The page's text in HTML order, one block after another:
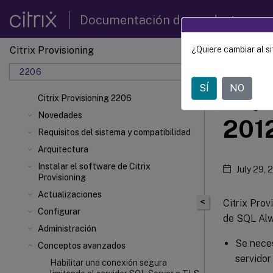
Documentación de productos
Citrix Provisioning
2206
Citrix Provisioning 2206
Novedades
Requisitos del sistema y compatibilidad
Arquitectura
Instalar el software de Citrix
Provisioning
Actualizaciones
Configurar
Administración
Conceptos avanzados
Habilitar una conexión segura
Citrix
<
July 29,
Citrix
de SQL
Se
¿Quiere cambiar al
SÍ NO